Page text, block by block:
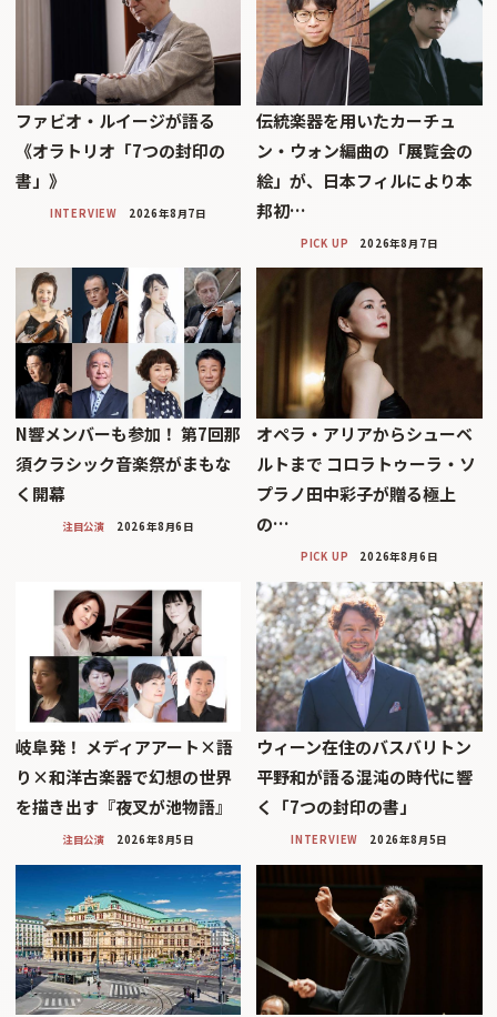
ファビオ・ルイージが語る
《オラトリオ「7つの封印の
書」》
INTERVIEW 2026年8月7日
伝統楽器を用いたカーチュ
ン・ウォン編曲の「展覧会の
絵」が、日本フィルにより本
邦初…
PICK UP 2026年8月7日
N響メンバーも参加！ 第7回那
須クラシック音楽祭がまもな
く開幕
注目公演 2026年8月6日
オペラ・アリアからシューベ
ルトまで コロラトゥーラ・ソ
プラノ田中彩子が贈る極上
の…
PICK UP 2026年8月6日
岐阜発！ メディアアート×語
り×和洋古楽器で幻想の世界
を描き出す『夜叉が池物語』
注目公演 2026年8月5日
ウィーン在住のバスバリトン
平野和が語る混沌の時代に響
く「7つの封印の書」
INTERVIEW 2026年8月5日